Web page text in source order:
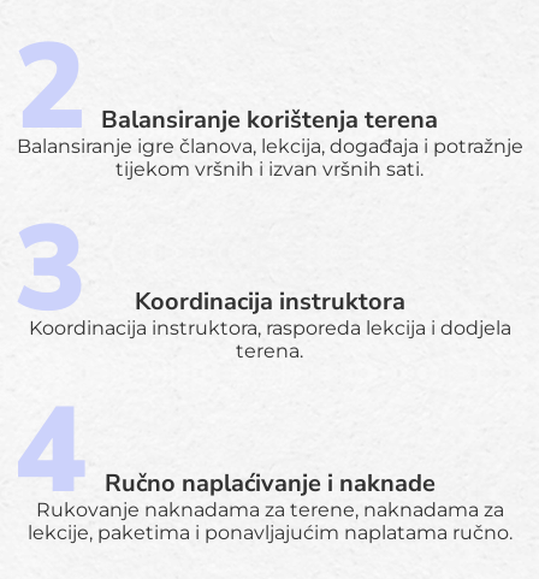
Balansiranje korištenja terena
Balansiranje igre članova, lekcija, događaja i potražnje
tijekom vršnih i izvan vršnih sati.
Koordinacija instruktora
Koordinacija instruktora, rasporeda lekcija i dodjela
terena.
Ručno naplaćivanje i naknade
Rukovanje naknadama za terene, naknadama za
lekcije, paketima i ponavljajućim naplatama ručno.